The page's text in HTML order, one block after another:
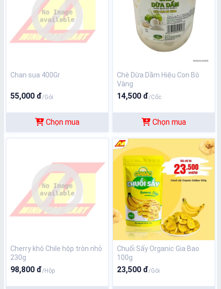
Chan sua 400Gr
55,000 đ/Gói
Chọn mua
Chè Dừa Dầm Hiệu Con Bò
Vàng
14,500 đ/Cốc
Chọn mua
Cherry khô Chile hộp tròn nhỏ
230g
98,800 đ/Hộp
Chuối Sấy Organic Gia Bao
100g
23,500 đ/Gói